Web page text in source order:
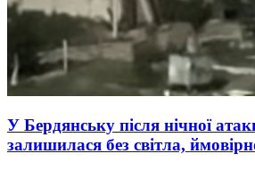
У Бердянську після нічної
залишилася без світла,